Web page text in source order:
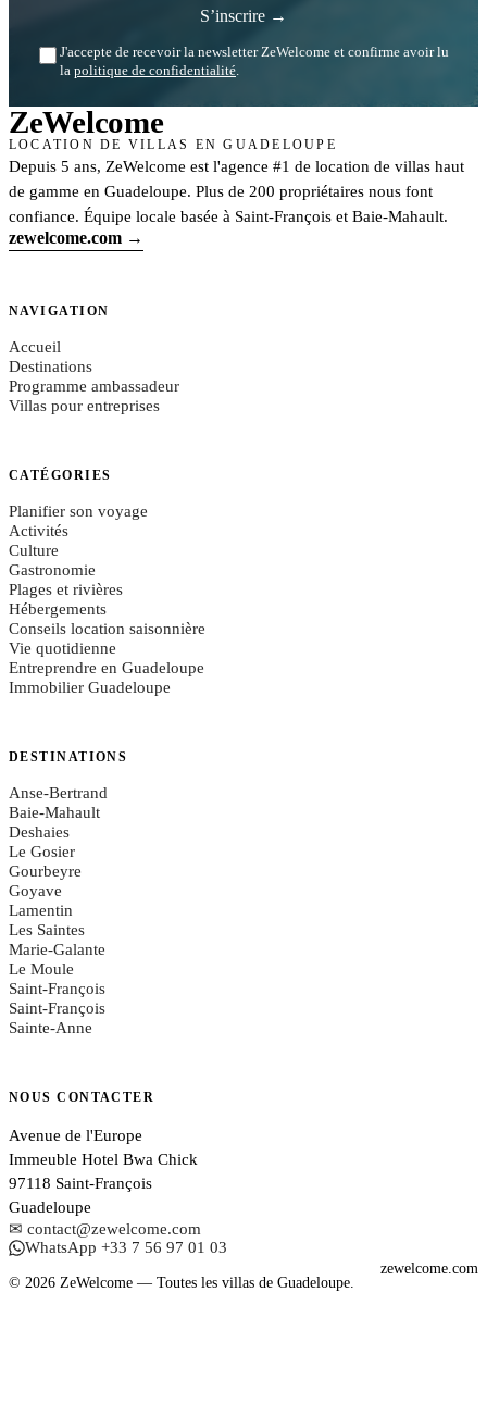
S’inscrire →
J'accepte de recevoir la newsletter ZeWelcome et confirme avoir lu
la politique de confidentialité.
ZeWelcome
LOCATION DE VILLAS EN GUADELOUPE
Depuis 5 ans, ZeWelcome est l'agence #1 de location de villas haut
de gamme en Guadeloupe. Plus de 200 propriétaires nous font
confiance. Équipe locale basée à Saint-François et Baie-Mahault.
zewelcome.com →
NAVIGATION
Accueil
Destinations
Programme ambassadeur
Villas pour entreprises
CATÉGORIES
Planifier son voyage
Activités
Culture
Gastronomie
Plages et rivières
Hébergements
Conseils location saisonnière
Vie quotidienne
Entreprendre en Guadeloupe
Immobilier Guadeloupe
DESTINATIONS
Anse-Bertrand
Baie-Mahault
Deshaies
Le Gosier
Gourbeyre
Goyave
Lamentin
Les Saintes
Marie-Galante
Le Moule
Saint-François
Saint-François
Sainte-Anne
NOUS CONTACTER
Avenue de l'Europe
Immeuble Hotel Bwa Chick
97118 Saint-François
Guadeloupe
✉ contact@zewelcome.com
WhatsApp +33 7 56 97 01 03
© 2026 ZeWelcome — Toutes les villas de Guadeloupe.
zewelcome.com